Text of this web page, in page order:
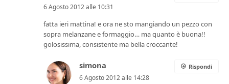
6 Agosto 2012 alle 10:31
fatta ieri mattina! e ora ne sto mangiando un pezzo con
sopra melanzane e formaggio… ma quanto è buona!!
golosissima, consistente ma bella croccante!
simona
6 Agosto 2012 alle 14:28
Rispondi